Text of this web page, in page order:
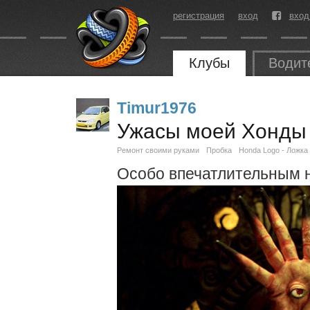
регистрация вход
Клубы
Timur1976
Ужасы моей Хонды
Ремонт своими руками Пробка Honda Logo - Ложка
Особо впечатлительным